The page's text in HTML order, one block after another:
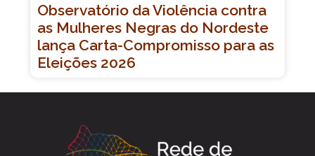
Observatório da Violência contra
as Mulheres Negras do Nordeste
lança Carta-Compromisso para as
Eleições 2026